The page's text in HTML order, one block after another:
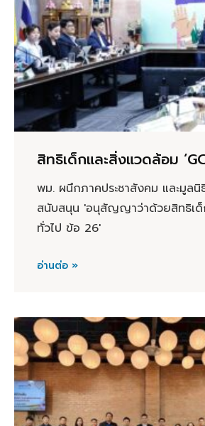
สิทธิเด็กและสิ่งแวดล้อม
พม. ผนึกภาคประชาสังคม และมูล
สนับสนุน 'อนุสัญญาว่าด้วยสิทธิเด็
ทั่วไป ข้อ 26'
อ่านต่อ »